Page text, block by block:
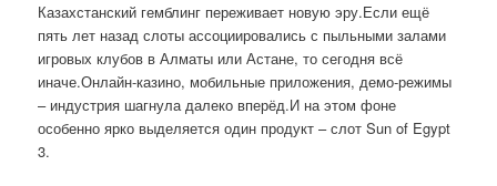
Казахстанский гемблинг переживает новую эру.Если ещё
пять лет назад слоты ассоциировались с пыльными залами
игровых клубов в Алматы или Астане, то сегодня всё
иначе.Онлайн-казино, мобильные приложения, демо-режимы
– индустрия шагнула далеко вперёд.И на этом фоне
особенно ярко выделяется один продукт – слот Sun of Egypt
3.